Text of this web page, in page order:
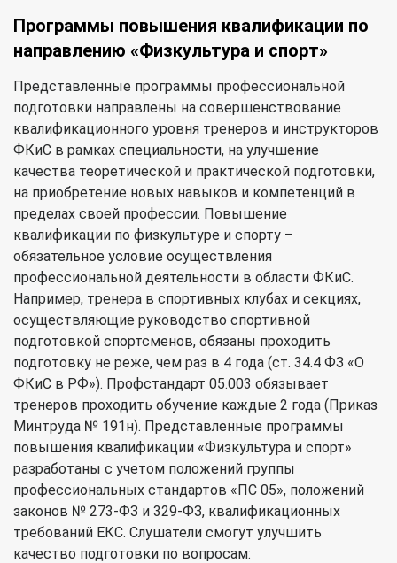
Программы повышения квалификации по
направлению «Физкультура и спорт»
Представленные программы профессиональной
подготовки направлены на совершенствование
квалификационного уровня тренеров и инструкторов
ФКиС в рамках специальности, на улучшение
качества теоретической и практической подготовки,
на приобретение новых навыков и компетенций в
пределах своей профессии. Повышение
квалификации по физкультуре и спорту –
обязательное условие осуществления
профессиональной деятельности в области ФКиС.
Например, тренера в спортивных клубах и секциях,
осуществляющие руководство спортивной
подготовкой спортсменов, обязаны проходить
подготовку не реже, чем раз в 4 года (ст. 34.4 ФЗ «О
ФКиС в РФ»). Профстандарт 05.003 обязывает
тренеров проходить обучение каждые 2 года (Приказ
Минтруда № 191н). Представленные программы
повышения квалификации «Физкультура и спорт»
разработаны с учетом положений группы
профессиональных стандартов «ПС 05», положений
законов № 273-ФЗ и 329-ФЗ, квалификационных
требований ЕКС. Слушатели смогут улучшить
качество подготовки по вопросам: